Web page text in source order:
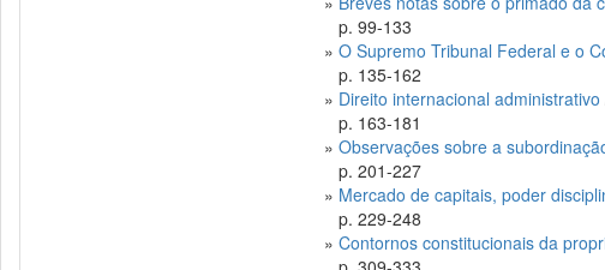
p. 99-133
»O Supremo Tribunal Federal e o
p. 135-162
» Direito internacional administrativo
p. 163-181
»Observações sobre a
p. 201-227
» Mercado de capitais, poder
p. 229-248
»Contornos constitucionais da